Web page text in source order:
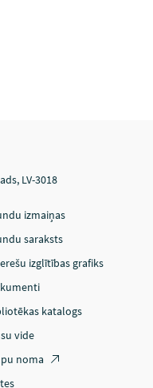
LV-3018
izmaiņas
saraksts
izglītības grafiks
katalogs
vide
noma